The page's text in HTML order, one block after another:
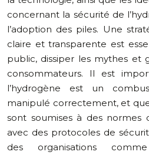
concernant la sécurité de
l’adoption des piles. Une
claire et transparente est
public, dissiper les mythes et
consommateurs. Il est
l’hydrogène est un
manipulé correctement, et
sont soumises à des normes
avec des protocoles de
des organisations